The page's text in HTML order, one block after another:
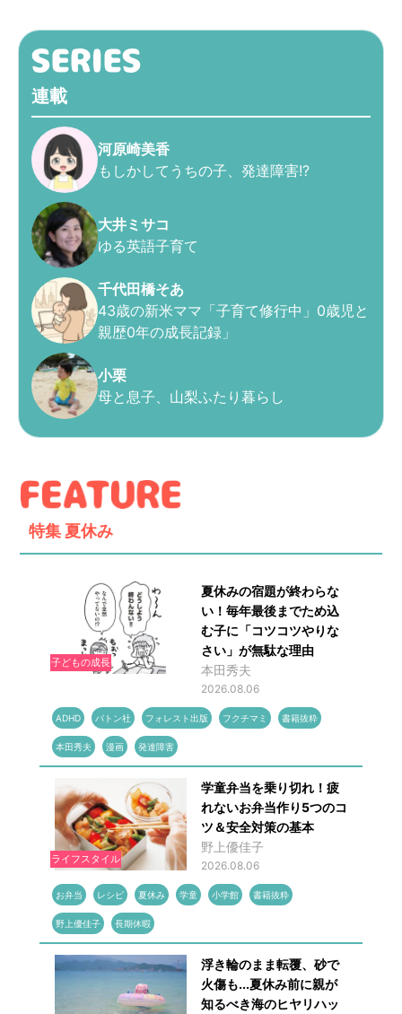
連載
河原崎美香
もしかしてうちの子、発達障害!?
大井ミサコ
ゆる英語子育て
千代田橋そあ
43歳の新米ママ「子育て修行中」0歳児と
親歴0年の成長記録」
小栗
母と息子、山梨ふたり暮らし
特集 夏休み
子どもの成長
夏休みの宿題が終わらな
い！毎年最後までため込
む子に「コツコツやりな
さい」が無駄な理由
本田秀夫
2026.08.06
ADHD バトン社 フォレスト出版 フクチマミ 書籍抜粋
本田秀夫 漫画 発達障害
ライフスタイル
学童弁当を乗り切れ！疲
れないお弁当作り5つのコ
ツ＆安全対策の基本
野上優佳子
2026.08.06
お弁当 レシピ 夏休み 学童 小学館 書籍抜粋
野上優佳子 長期休暇
浮き輪のまま転覆、砂で
火傷も...夏休み前に親が
知るべき海のヒヤリハッ